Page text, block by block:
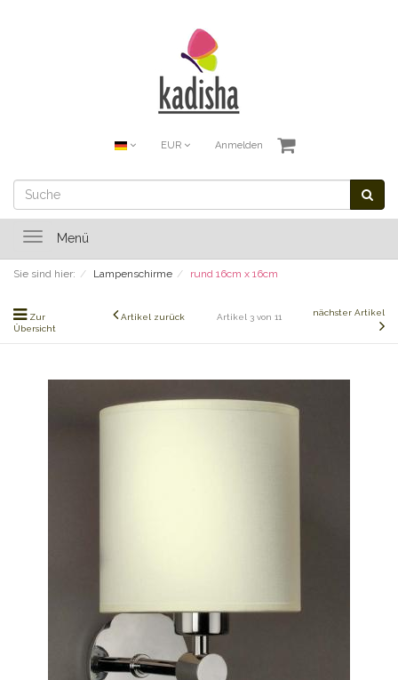
EUR Anmelden
ToggleMenü
Sie sind hier: Lampenschirme rund 16cm x 16cm
Zur
Übersicht
Artikel zurück Artikel 3 von 11 nächster Artikel